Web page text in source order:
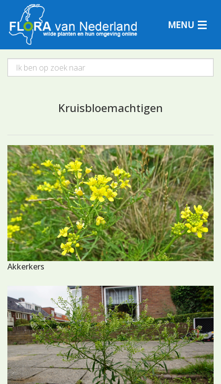
MENU
Determineren
Kruisbloemachtigen
Akkerkers